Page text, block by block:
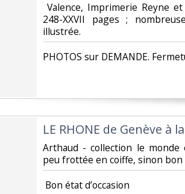
Valence, Imprimerie Reyne
248-XXVII pages ;
illustrée. ‎
‎PHOTOS sur DEMANDE.
‎LE RHONE de Genève à
‎Arthaud - collection le monde
peu frottée en coiffe, sinon bon
‎ Bon état d’occasion ‎